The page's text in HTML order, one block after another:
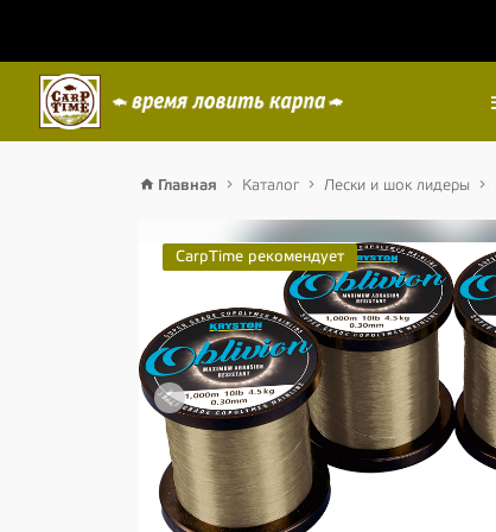
Главная Каталог Лески и шок лидеры
CarpTime рекомендует